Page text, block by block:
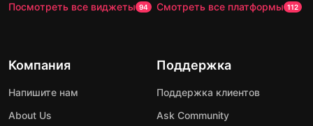
Посмотреть все виджеты 94
Смотреть все платформы 112
Компания
Напишите нам
About Us
Поддержка
Поддержка клиентов
Ask Community